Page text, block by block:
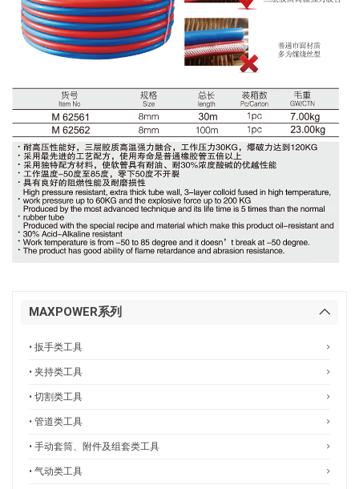
MAXPOWER系列
• 扳手类工具
• 夹持类工具
• 切割类工具
• 管道类工具
• 手动套筒、附件及组套类工具
• 气动类工具